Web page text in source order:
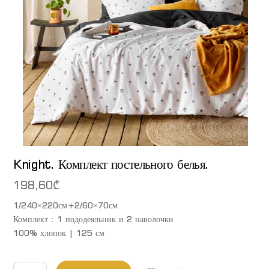
Knight. Комплект постельного белья.
198,60₾
1/240×220см+2/60×70см
Комплект : 1 пододеяльник и 2 наволочки
100% хлопок | 125 см